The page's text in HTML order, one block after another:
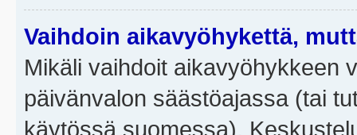
Vaihdoin aikavyöhykettä,
Mikäli vaihdoit aikavyöhykkeen
päivänvalon säästöajassa (tai
käytössä suomessa).